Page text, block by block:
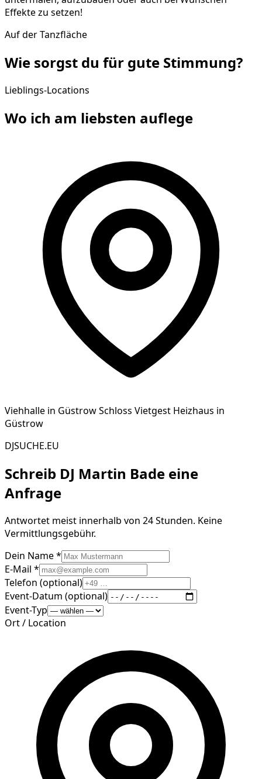
Effekte zu setzen!
Auf der Tanzfläche
Wie sorgst du für gute Stimmung?
Lieblings-Locations
Wo ich am liebsten auflege
Viehhalle in Güstrow Schloss Vietgest Heizhaus in
Güstrow
DJSUCHE.EU
Schreib DJ Martin Bade eine
Anfrage
Antwortet meist innerhalb von 24 Stunden. Keine
Vermittlungsgebühr.
Dein Name *
E-Mail *
Telefon (optional)
Event-Datum (optional)
Event-Typ
Ort / Location